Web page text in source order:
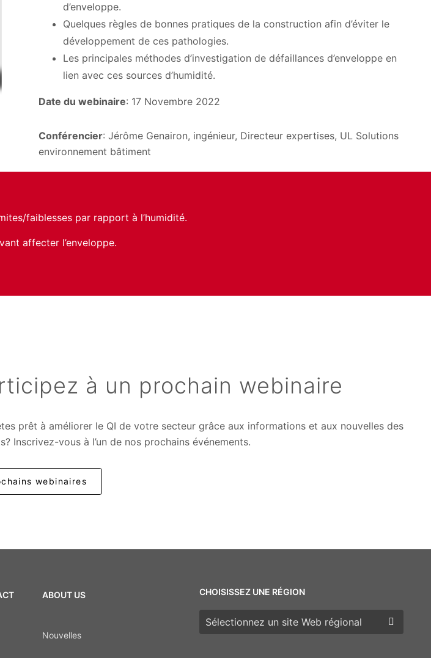
d’enveloppe.
Quelques règles de bonnes pratiques de la construction afin d’éviter le
développement de ces pathologies.
Les principales méthodes d’investigation de défaillances d’enveloppe en
lien avec ces sources d’humidité.
Date du webinaire: 17 Novembre 2022
Conférencier: Jérôme Genairon, ingénieur, Directeur expertises, UL Solutions
environnement bâtiment
faiblesses par rapport à l’humidité.
affecter l’enveloppe.
à un prochain webinaire
prêt à améliorer le QI de votre secteur grâce aux informations et aux nouvelles des
Inscrivez-vous à l’un de nos prochains événements.
webinaires
ABOUT US
Nouvelles
CHOISISSEZ UNE RÉGION
Choisissez une région